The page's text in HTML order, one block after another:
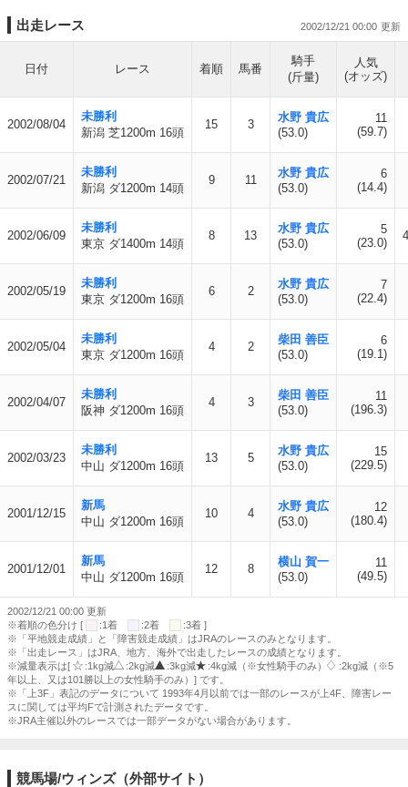
出走レース 2002/12/21 00:00
日付 レース 着順 馬番
騎手
(斤量)
人気
(オッズ)
2002/08/04
未勝利
新潟 芝1200m 16頭
15 3
水野 貴広
(53.0)
11
(59.7)
2002/07/21
未勝利
新潟 ダ1200m 14頭
9 11
水野 貴広
(53.0)
6
(14.4)
2002/06/09
未勝利
東京 ダ1400m 14頭
8 13
水野 貴広
(53.0)
5
(23.0)
2002/05/19
未勝利
東京 ダ1200m 16頭
6 2
水野 貴広
(53.0)
7
(22.4)
2002/05/04
未勝利
東京 ダ1200m 16頭
4 2
柴田 善臣
(53.0)
6
(19.1)
2002/04/07
未勝利
阪神 ダ1200m 16頭
4 3
柴田 善臣
(53.0)
11
(196.3)
2002/03/23
未勝利
中山 ダ1200m 16頭
13 5
水野 貴広
(53.0)
15
(229.5)
2001/12/15
新馬
中山 ダ1200m 16頭
10 4
水野 貴広
(53.0)
12
(180.4)
2001/12/01
新馬
中山 ダ1200m 16頭
12 8
横山 賀一
(53.0)
11
(49.5)
2002/12/21 00:00 更新
※着順の色分け [
:1着 :2着
:3着 ]
※「平地競走成績」と「障害競走成績」はJRAのレースのみとなります。
※「出走レース」はJRA、地方、海外で出走したレースの成績となります。
※減量表示は[
:1kg減 :2kg減 :3kg減 :4kg減（※女性騎手のみ）
:2kg減（※5
年以上、又は101勝以上の女性騎手のみ）] です。
※「上3F」表記のデータについて 1993年4月以前では一部のレースが上4F、障害レー
スに関しては平均Fで計測されたデータです。
※JRA主催以外のレースでは一部データがない場合があります。
競馬場/ウィンズ（外部サイト）